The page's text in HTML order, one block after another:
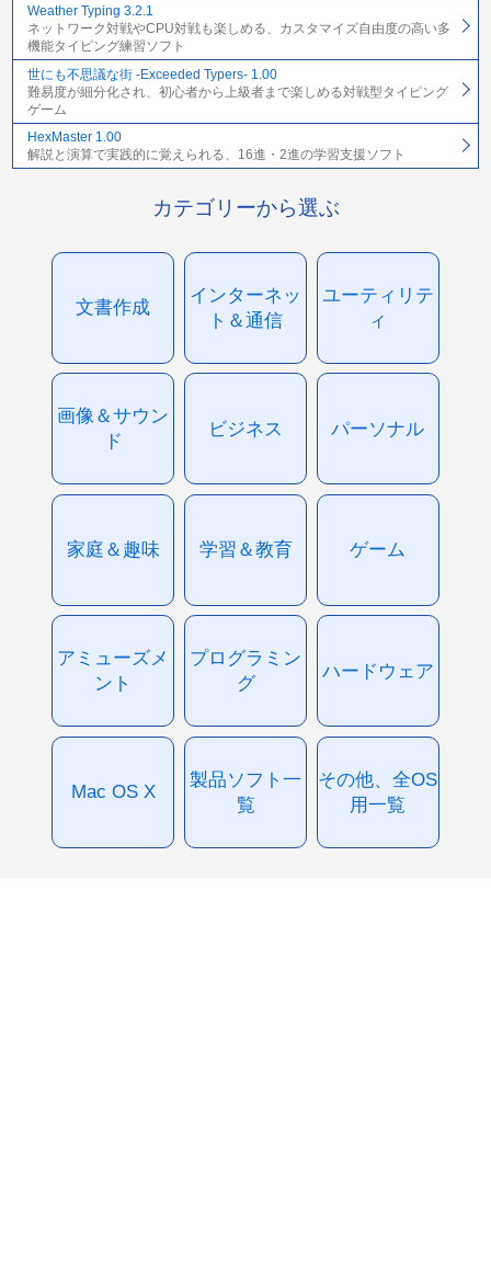
Weather Typing 3.2.1
ネットワーク対戦やCPU対戦も楽しめる、カスタマイズ自由度の高い多
機能タイピング練習ソフト
世にも不思議な街 -Exceeded Typers- 1.00
難易度が細分化され、初心者から上級者まで楽しめる対戦型タイピング
ゲーム
HexMaster 1.00
解説と演算で実践的に覚えられる、16進・2進の学習支援ソフト
カテゴリーから選ぶ
文書作成
インターネッ
ト＆通信
ユーティリテ
ィ
画像＆サウン
ド
ビジネス パーソナル
家庭＆趣味 学習＆教育 ゲーム
アミューズメ
ント
プログラミン
グ
ハードウェア
Mac OS X
製品ソフト一
覧
その他、全OS
用一覧